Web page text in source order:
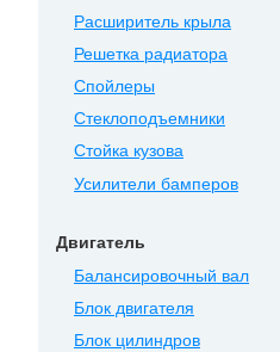
Расширитель крыла
Решетка радиатора
Спойлеры
Стеклоподъемники
Стойка кузова
Усилители бамперов
Двигатель
Балансировочный вал
Блок двигателя
Блок цилиндров